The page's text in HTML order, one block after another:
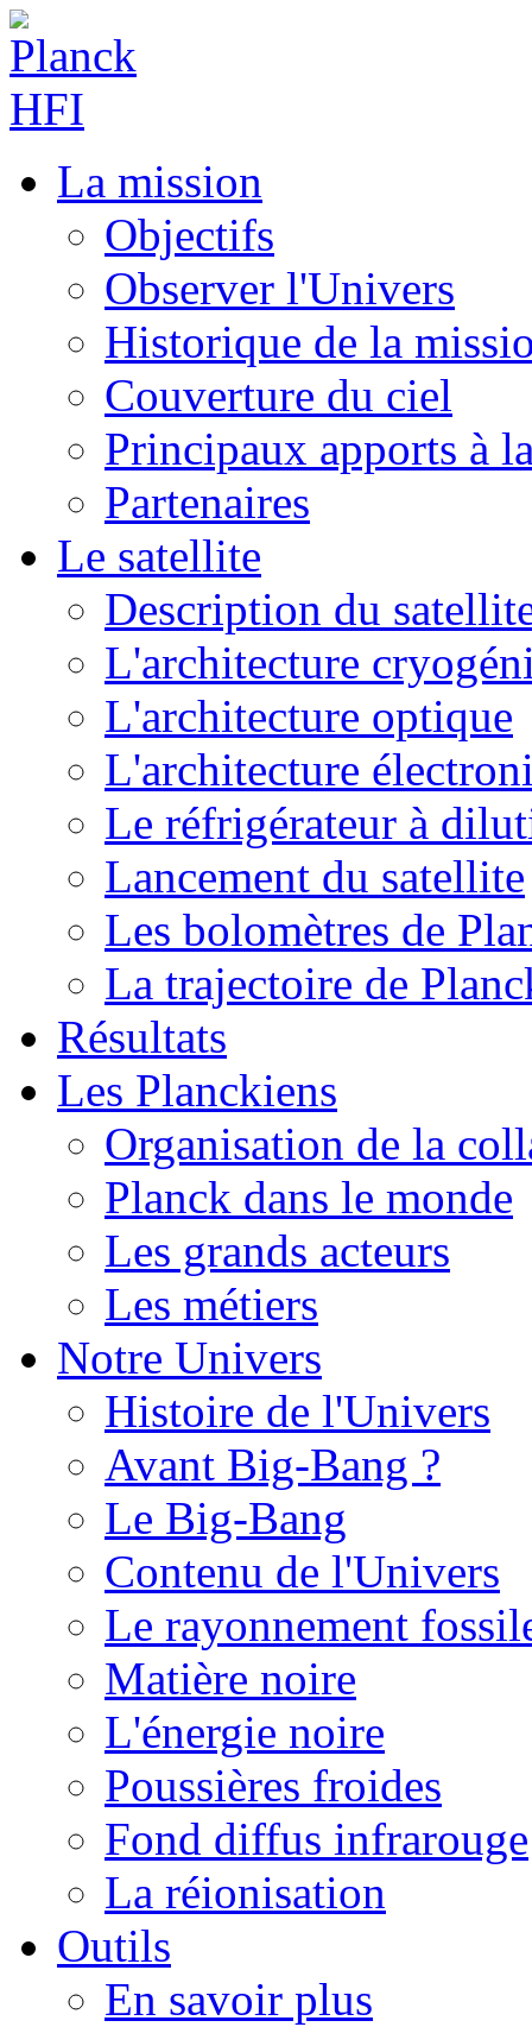
La mission
Objectifs
Observer l'Univers
Historique de la
Couverture du ciel
Principaux apports à
Partenaires
Le satellite
Description du
L'architecture
L'architecture optique
L'architecture
Le réfrigérateur à
Lancement du satellite
Les bolomètres de
La trajectoire de
Résultats
Les Planckiens
Organisation de la
Planck dans le monde
Les grands acteurs
Les métiers
Notre Univers
Histoire de l'Univers
Avant Big-Bang ?
Le Big-Bang
Contenu de l'Univers
Le rayonnement
Matière noire
L'énergie noire
Poussières froides
Fond diffus infrarouge
La réionisation
Outils
En savoir plus